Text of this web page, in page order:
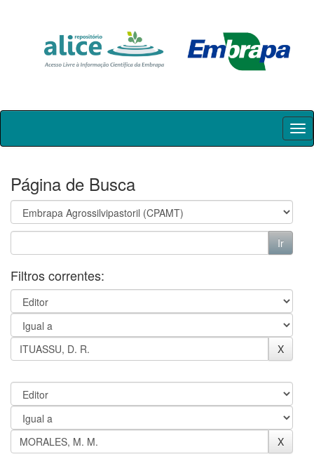
Skip
Página de Busca
Filtros correntes: